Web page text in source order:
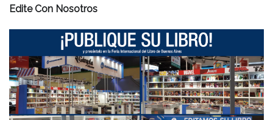
Edite Con Nosotros